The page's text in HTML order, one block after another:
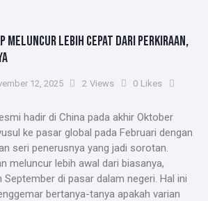
MELUNCUR LEBIH CEPAT DARI PERKIRAAN,
12, 2025 2 Views 0 Likes
hadir di China pada akhir Oktober
ke pasar global pada Februari dengan
seri penerusnya yang jadi sorotan.
meluncur lebih awal dari biasanya,
September di pasar dalam negeri. Hal ini
bertanya-tanya apakah varian